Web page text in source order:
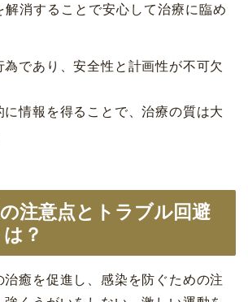
消することで安心して治療に臨め
であり、安全性と計画性が不可欠
に情報を得ることで、治療の質は大
注意点とトラブル回避
？
癒を促進し、感染を防ぐための注